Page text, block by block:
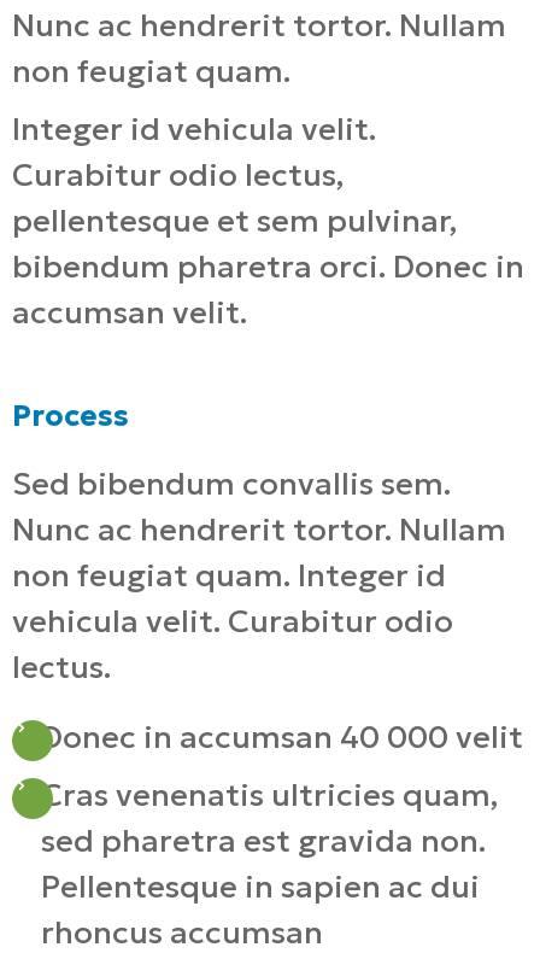
Nunc ac hendrerit tortor. Nullam
non feugiat quam.
Integer id vehicula velit.
Curabitur odio lectus,
pellentesque et sem pulvinar,
bibendum pharetra orci. Donec in
accumsan velit.
Process
Sed bibendum convallis sem.
Nunc ac hendrerit tortor. Nullam
non feugiat quam. Integer id
vehicula velit. Curabitur odio
lectus.
Donec in accumsan 40 000 velit
Cras venenatis ultricies quam,
sed pharetra est gravida non.
Pellentesque in sapien ac dui
rhoncus accumsan